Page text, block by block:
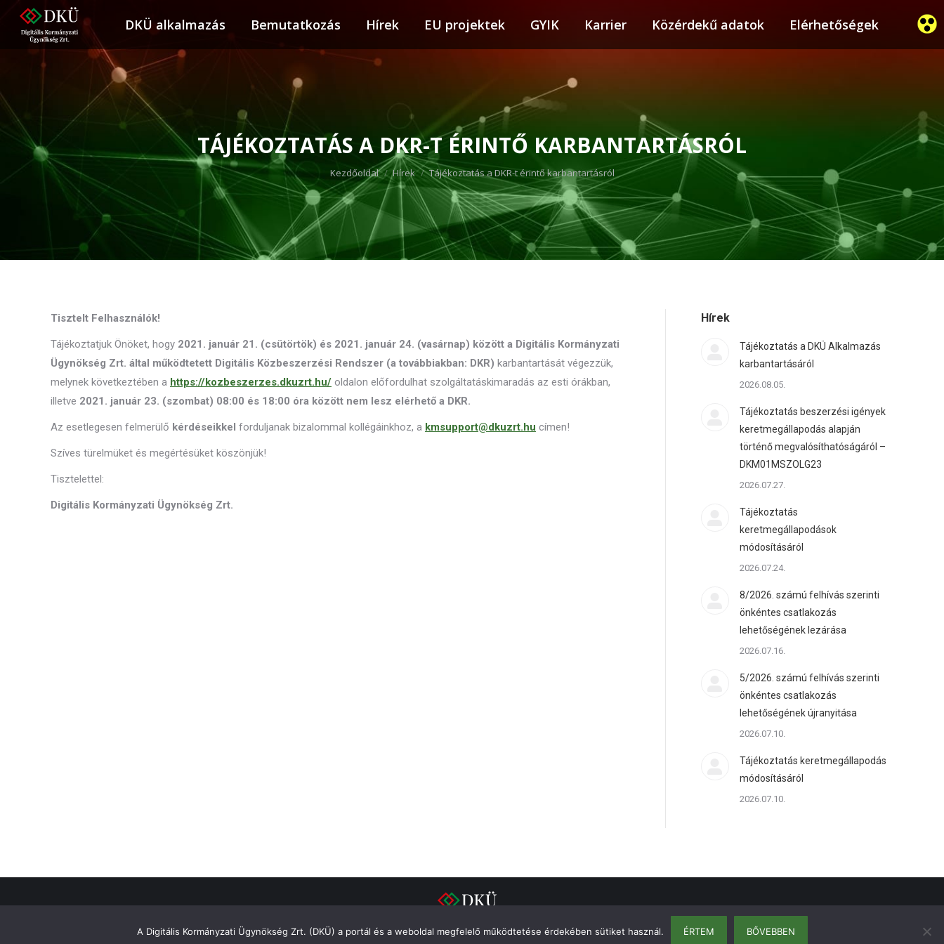
DKÜ alkalmazás Bemutatkozás Hírek EU projektek GYIK Karrier Közérdekű adatok Elérhetőségek
TÁJÉKOZTATÁS A DKR-T ÉRINTŐ KARBANTARTÁSRÓL
You are here:
Kezdőoldal Hírek Tájékoztatás a DKR-t érintő karbantartásról
Tisztelt Felhasználók!
Tájékoztatjuk Önöket, hogy 2021. január 21. (csütörtök) és 2021. január 24. (vasárnap) között a Digitális Kormányzati
Ügynökség Zrt. által működtetett Digitális Közbeszerzési Rendszer (a továbbiakban: DKR) karbantartását végezzük,
melynek következtében a https://kozbeszerzes.dkuzrt.hu/ oldalon előfordulhat szolgáltatáskimaradás az esti órákban,
illetve 2021. január 23. (szombat) 08:00 és 18:00 óra között nem lesz elérhető a DKR.
Az esetlegesen felmerülő kérdéseikkel forduljanak bizalommal kollégáinkhoz, a kmsupport@dkuzrt.hu címen!
Szíves türelmüket és megértésüket köszönjük!
Tisztelettel:
Digitális Kormányzati Ügynökség Zrt.
Hírek
Tájékoztatás a DKÜ Alkalmazás
karbantartásáról
2026.08.05.
Tájékoztatás beszerzési igények
keretmegállapodás alapján
történő megvalósíthatóságáról –
DKM01MSZOLG23
2026.07.27.
Tájékoztatás
keretmegállapodások
módosításáról
2026.07.24.
8/2026. számú felhívás szerinti
önkéntes csatlakozás
lehetőségének lezárása
2026.07.16.
5/2026. számú felhívás szerinti
önkéntes csatlakozás
lehetőségének újranyitása
2026.07.10.
Tájékoztatás keretmegállapodás
módosításáról
2026.07.10.
A Digitális Kormányzati Ügynökség Zrt. (DKÜ) a portál és a weboldal megfelelő működtetése érdekében sütiket használ. ÉRTEM BŐVEBBEN
DKÜ alkalmazás Bemutatkozás Hírek EU projektek GYIK Karrier Közérdekű adatok Elérhetőségek